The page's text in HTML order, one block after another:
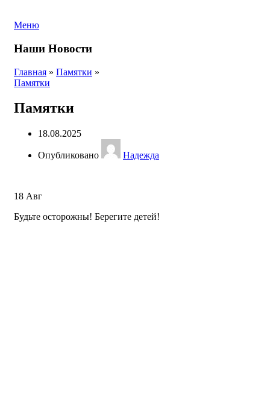
Меню
Наши Новости
Главная » Памятки »
Памятки
Памятки
18.08.2025
Опубликовано Надежда
18 Авг
Будьте осторожны! Берегите детей!